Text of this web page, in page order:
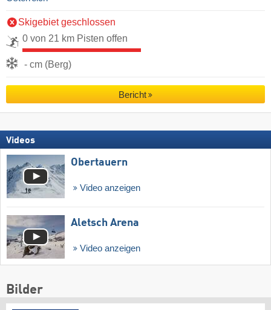
Skigebiet geschlossen
0 von 21 km Pisten offen
- cm (Berg)
Bericht
Videos
Obertauern
Video anzeigen
Aletsch Arena
Video anzeigen
Bilder